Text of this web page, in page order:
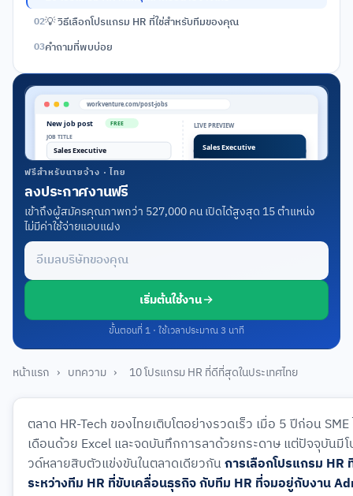
02💡 วิธีเลือกโปรแกรม HR ที่ใช่สำหรับทีมของคุณ
03คำถามที่พบบ่อย
ฟรีสำหรับนายจ้าง · ไทย
ลงประกาศงานฟรี
เข้าถึงผู้สมัครคุณภาพกว่า 527,000 คน เปิดได้สูงสุด 15 ตำแหน่ง
ไม่มีค่าใช้จ่ายแอบแฝง
อีเมลบริษัทของคุณ
เริ่มต้นใช้งาน
ขั้นตอนที่ 1 · ใช้เวลาประมาณ 3 นาที
หน้าแรก › บทความ › 10 โปรแกรม HR ที่ดีที่สุดในประเทศไทย
ตลาด HR-Tech ของไทยเติบโตอย่างรวดเร็ว เมื่อ 5 ปีก่อน
เดือนด้วย Excel และจดบันทึกการลาด้วยกระดาษ แต่ปัจจุบันมี
วด์หลายสิบตัวแข่งขันในตลาดเดียวกันการเลือกโปรแกรม
ระหว่างทีม HR ที่ขับเคลื่อนธุรกิจ กับทีม HR ที่จมอยู่กับงาน